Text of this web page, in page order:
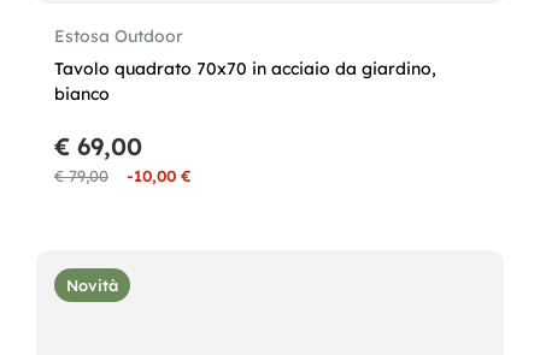
Estosa Outdoor
Tavolo quadrato 70x70 in acciaio da giardino,
bianco
€ 79,00 -10,00 €
€ 69,00
Novità